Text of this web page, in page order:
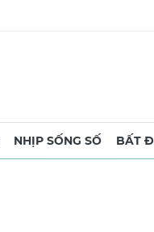
NHỊP SỐNG SỐ BẤT